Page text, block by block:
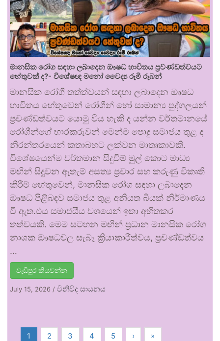
මානසික රෝග සඳහා ලබාදෙන ඖෂධ භාවිතය ප්‍රචණ්ඩත්වයට
හේතුවක් ද?- විශේෂඥ මනෝ වෛද්‍ය රූමි රූබන්
මානසික රෝගී තත්ත්වයන් සඳහා ලබාදෙන ඖෂධ
භාවිතය හේතුවෙන් රෝගීන් හෝ සාමාන්‍ය පුද්ගලයන්
ප්‍රචණ්ඩත්වයට යොමු විය හැකි ද යන්න වර්තමානයේ
රෝගීන්ගේ භාරකරුවන් මෙන්ම පොදු සමාජය තුළ ද
නිරන්තරයෙන් කතාබහට ලක්වන මාතෘකාවකි.
විශේෂයෙන්ම වර්තමාන සිදුවීම් මුල් කොට මාධ්‍ය
මඟින් සිදුවන ඇතැම් අසත්‍ය ප්‍රචාර සහ කරුණු විකෘති
කිරීම් හේතුවෙන්, මානසික රෝග සඳහා ලබාදෙන
ඖෂධ පිළිබඳව සමාජය තුළ අනියත බියක් නිර්මාණය
වී ඇත.එය සමාජයීය වශයෙන් ඉතා අහිතකර
තත්වයකි. මෙම සටහන මඟින් ප්‍රධාන මානසික රෝග
නාශක ඖෂධවල සැබෑ ක්‍රියාකාරීත්වය, ප්‍රචණ්ඩත්වය
…
වැඩිපුර කියවන්න
July 15, 2026 / විනිවිද සායනය
1 2 3 4 5 › »